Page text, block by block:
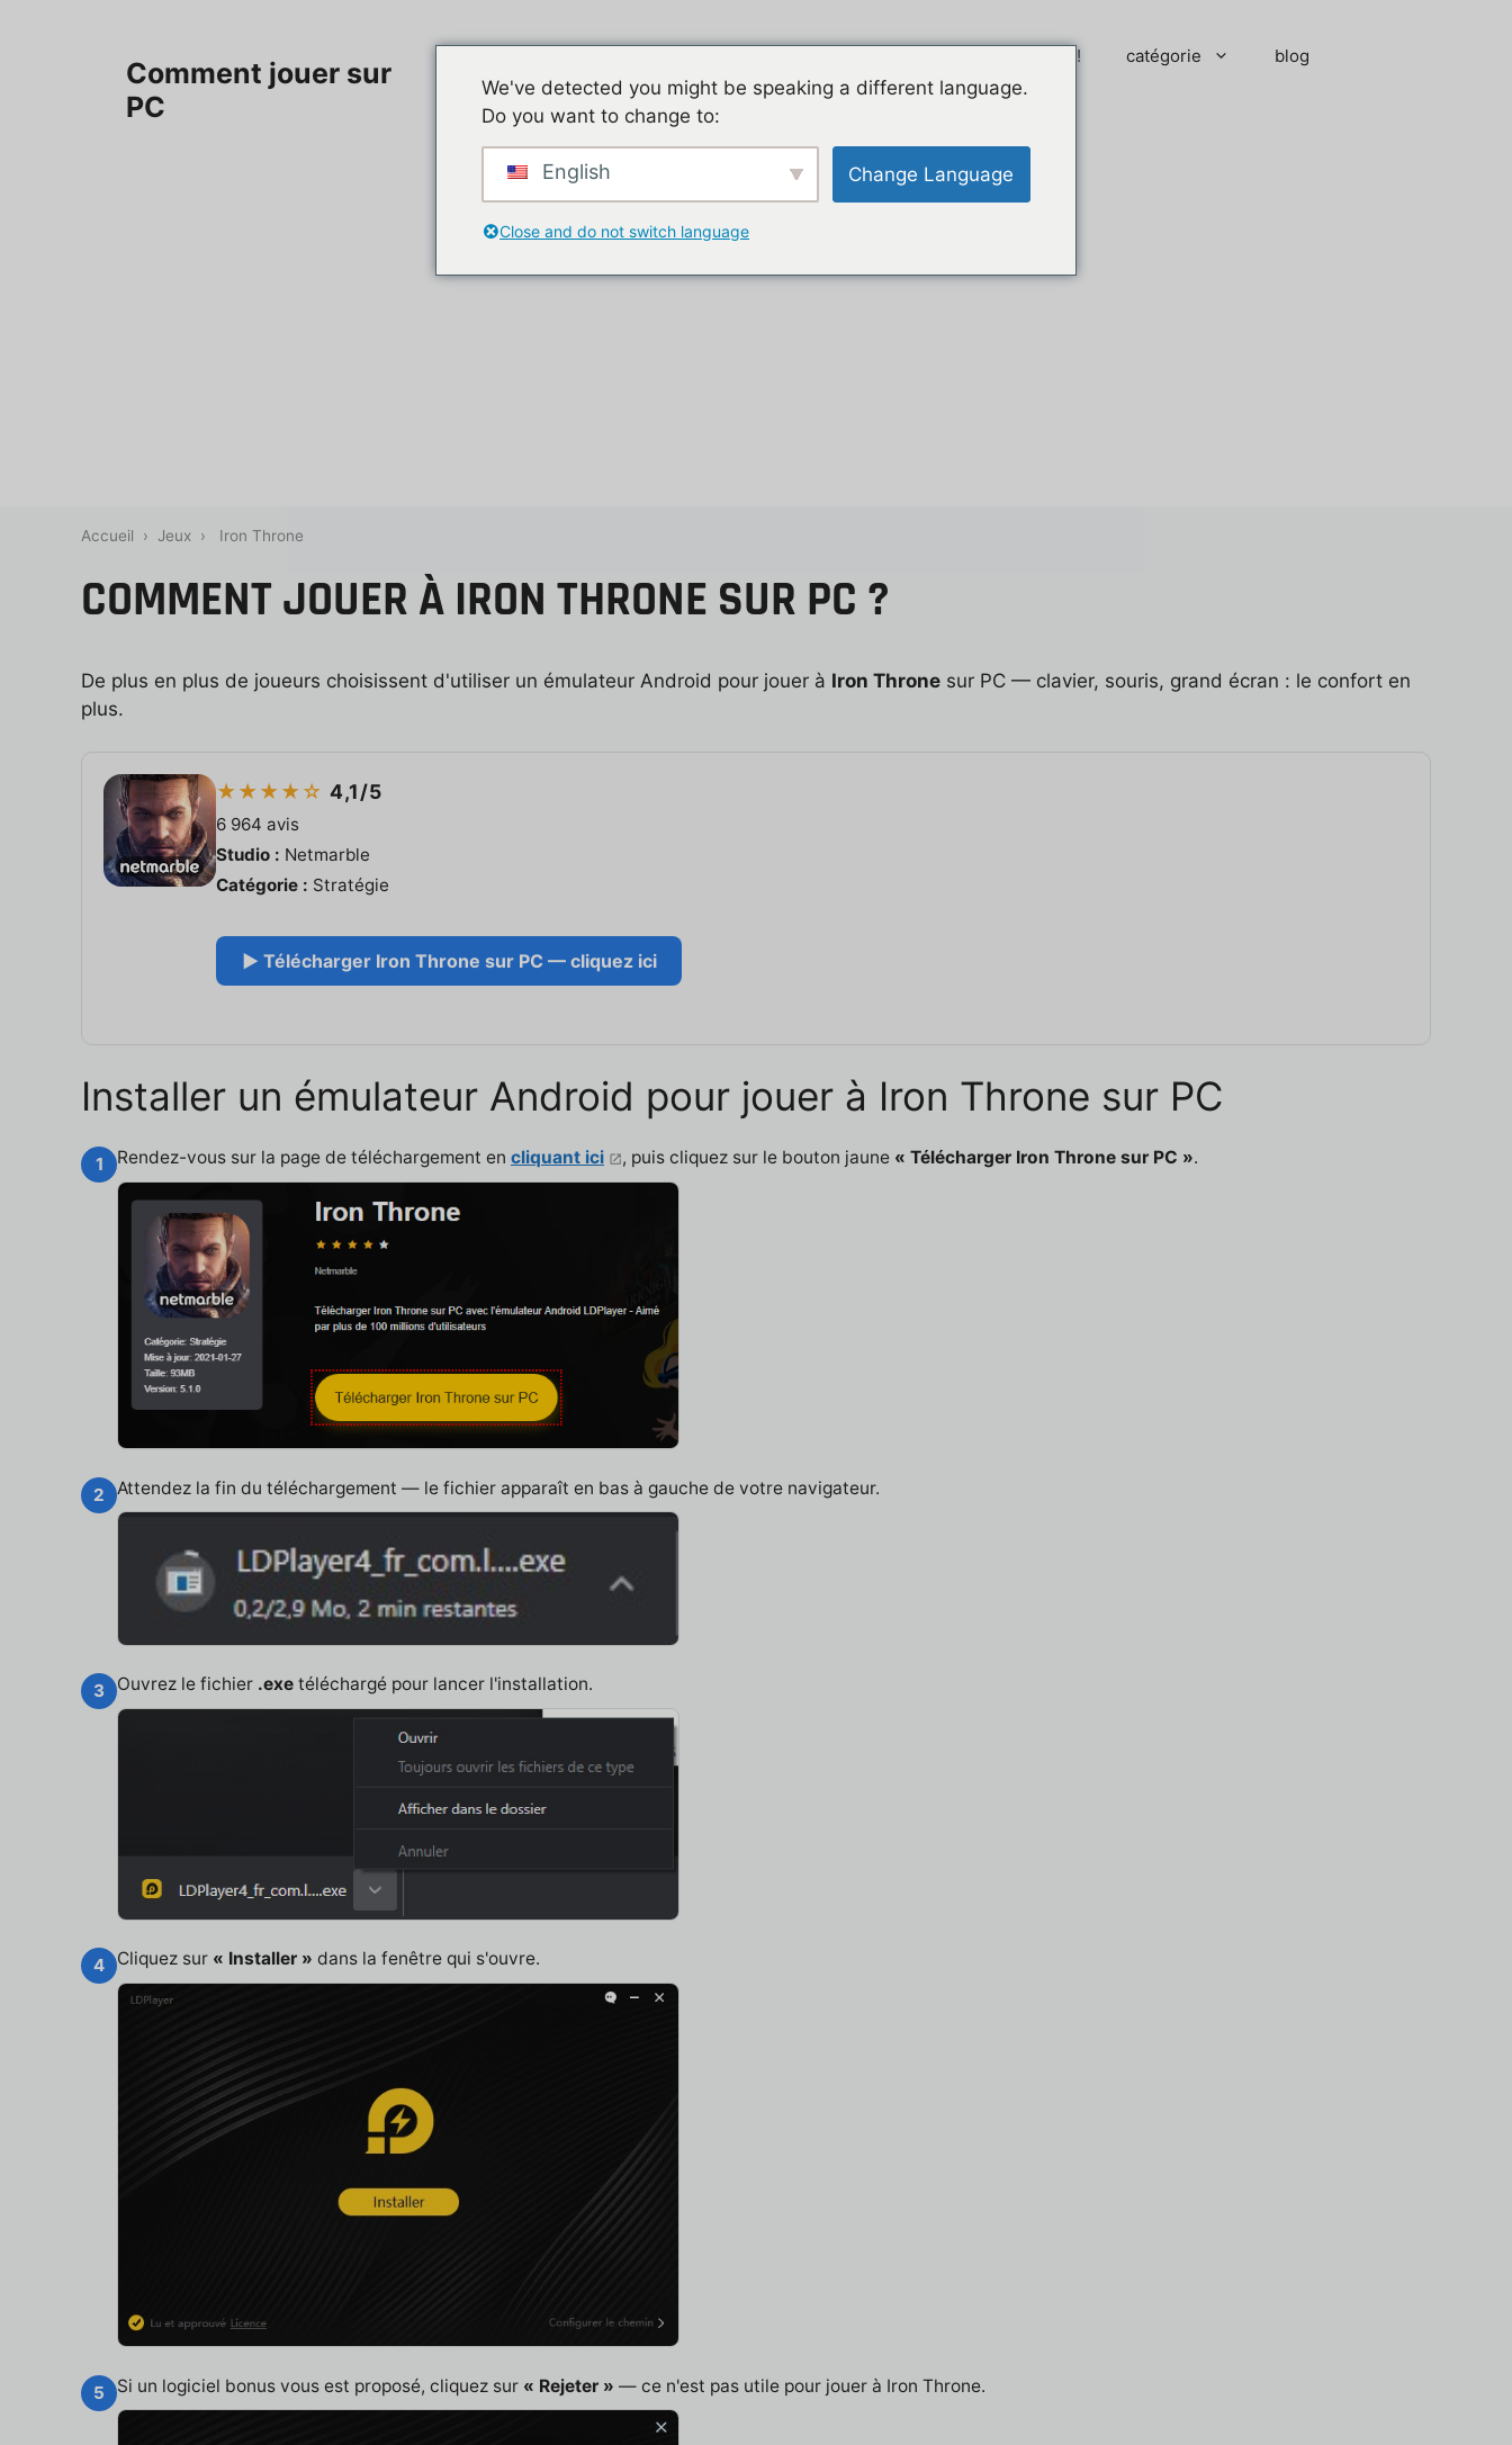
Comment jouer sur
PC
Les jeux mobiles du moment ! catégorie blog
Contact
Accueil › Jeux › Iron Throne
COMMENT JOUER À IRON THRONE SUR PC ?
De plus en plus de joueurs choisissent d'utiliser un émulateur Android pour jouer à Iron Throne sur PC — clavier, souris, grand écran : le confort en
plus.
★★★★☆4,1/5
6 964 avis
Studio : Netmarble
Catégorie : Stratégie
▶ Télécharger Iron Throne sur PC — cliquez ici
Installer un émulateur Android pour jouer à Iron Throne sur PC
1 Rendez-vous sur la page de téléchargement en cliquant ici , puis cliquez sur le bouton jaune « Télécharger Iron Throne sur PC ».
2 Attendez la fin du téléchargement — le fichier apparaît en bas à gauche de votre navigateur.
3 Ouvrez le fichier .exe téléchargé pour lancer l'installation.
4 Cliquez sur « Installer » dans la fenêtre qui s'ouvre.
5 Si un logiciel bonus vous est proposé, cliquez sur « Rejeter » — ce n'est pas utile pour jouer à Iron Throne.
We've detected you might be speaking a different language.
Do you want to change to:
English Change Language
Close and do not switch language